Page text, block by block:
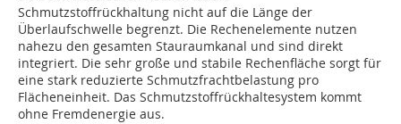
Schmutzstoffrückhaltung nicht auf die Länge der
Überlaufschwelle begrenzt. Die Rechenelemente nutzen
nahezu den gesamten Stauraumkanal und sind direkt
integriert. Die sehr große und stabile Rechenfläche sorgt für
eine stark reduzierte Schmutzfrachtbelastung pro
Flächeneinheit. Das Schmutzstoffrückhaltesystem kommt
ohne Fremdenergie aus.